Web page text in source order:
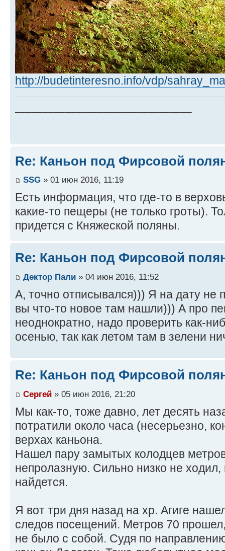
http://budetinteresno.info/vdp/
Re: Каньон под Фирсовой
SSG » 01 июн 2016, 11:19
Есть информация, что где-то в
какие-то пещеры (не только гроты).
придется с Княжеской поляны.
Re: Каньон под Фирсовой
Дектор Пали » 04 июн 2016, 11:52
А, точно отписывался))) Я на дату не
вы что-то новое там нашли))) А про
неоднократно, надо проверить как-
осенью, так как летом там в зелени
Re: Каньон под Фирсовой
Сергей » 05 июн 2016, 21:20
Мы как-то, тоже давно, лет десять
потратили около часа (несерьезно,
верхах каньона.
Нашел пару замытых колодцев
непролазную. Сильно низко не
найдется.
Я вот три дня назад на хр. Агиге
следов посещений. Метров 70
не было с собой. Судя по